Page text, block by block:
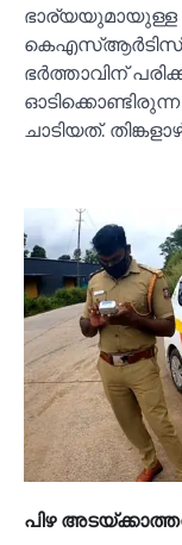
ഭാര്യയുമായുള്ള
കെഎസ്‌ആര്‍ടിസി
ഭര്‍ത്താവിന്
ചാടിയത്.
പിഴ